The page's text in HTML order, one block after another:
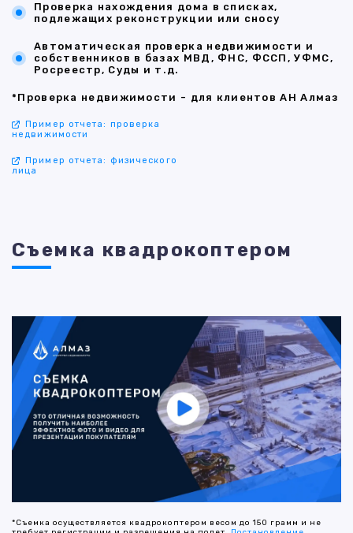
Проверка нахождения дома в списках,
подлежащих реконструкции или сносу
Автоматическая проверка недвижимости и
собственников в базах МВД, ФНС, ФССП, УФМС,
Росреестр, Суды и т.д.
*Проверка недвижимости - для клиентов АН Алмаз
Пример отчета: проверка
недвижимости
Пример отчета: физического
лица
Съемка квадрокоптером
*Съемка осуществляется квадрокоптером весом до 150 грамм и не